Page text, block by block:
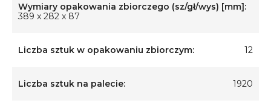
Wymiary opakowania zbiorczego (sz/gł/wys) [mm]:
389 x 282 x 87
Liczba sztuk w opakowaniu zbiorczym: 12
Liczba sztuk na palecie: 1920